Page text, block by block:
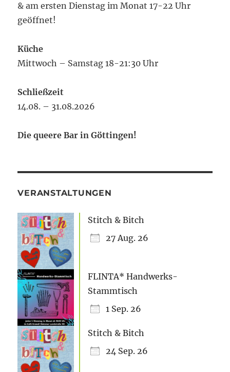
& am ersten Dienstag im Monat 17-22 Uhr
geöffnet!
Küche
Mittwoch – Samstag 18-21:30 Uhr
Schließzeit
14.08. – 31.08.2026
Die queere Bar in Göttingen!
VERANSTALTUNGEN
Stitch & Bitch
27 Aug. 26
FLINTA* Handwerks-
Stammtisch
1 Sep. 26
Stitch & Bitch
24 Sep. 26